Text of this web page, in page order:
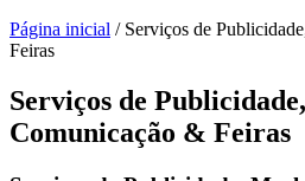
Página inicial / Serviços de
Feiras
Serviços de
Comunicação & Feiras